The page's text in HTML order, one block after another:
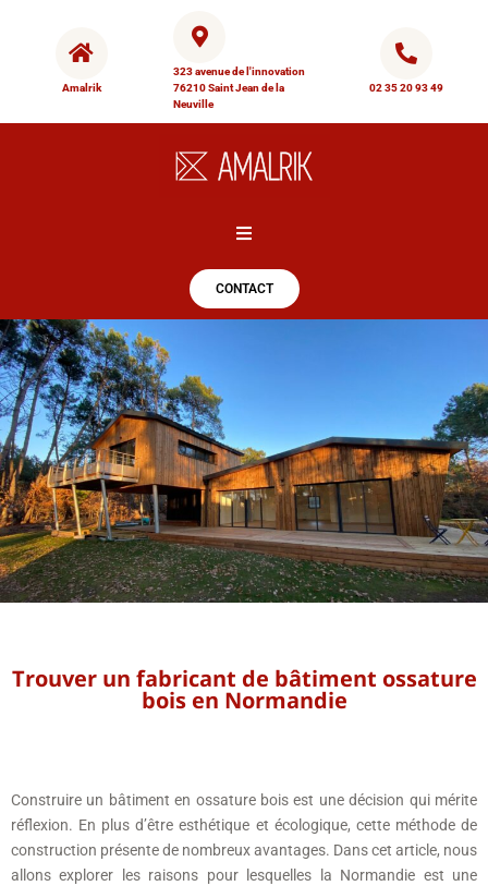
Amalrik
323 avenue de l'innovation
76210 Saint Jean de la
Neuville
02 35 20 93 49
Hamburger Toggle Menu
CONTACT
Trouver un fabricant de bâtiment ossature
bois en Normandie
Construire un bâtiment en ossature bois est une décision qui mérite
réflexion. En plus d’être esthétique et écologique, cette méthode de
construction présente de nombreux avantages. Dans cet article, nous
allons explorer les raisons pour lesquelles la Normandie est une